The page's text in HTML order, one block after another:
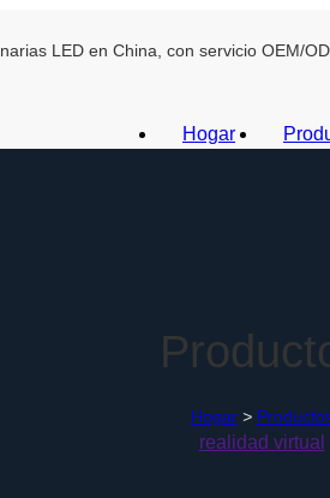
LED en China, con servicio OEM/
Hogar
Hogar >
realidad virtual